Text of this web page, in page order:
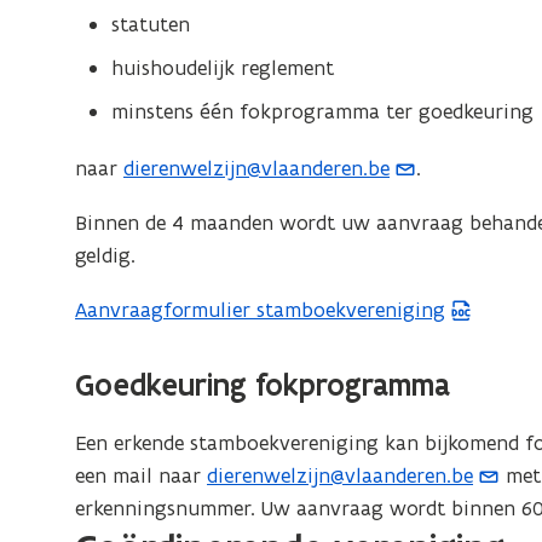
statuten
huishoudelijk reglement
minstens één fokprogramma ter goedkeuring
naardierenwelzijn@vlaanderen.be
(
p
e
n
n
u
-
.
Binnen de 4 maanden wordt uw aanvraag
geldig.
Aanvraagformulier stamboekvereniging
(
o
d
b
e
Goedkeuring fokprogramma
Een erkende stamboekvereniging kan bijkomend
een mail naardierenwelzijn@vlaanderen.be
(
o
erkenningsnummer. Uw aanvraag wordt binnen